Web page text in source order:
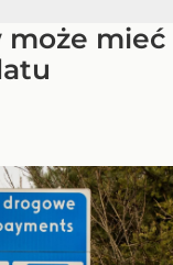
może mieć